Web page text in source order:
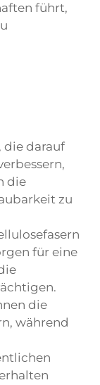
führt,
die darauf
die
zu
für eine
die
während